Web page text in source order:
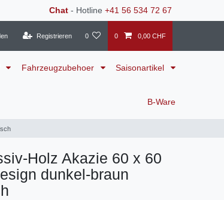
Chat - Hotline +41 56 534 72 67
Registrieren 0 0 0,00 CHF
Fahrzeugzubehoer Saisonartikel
B-Ware
Holz Akazie 60 x 60
dunkel-braun